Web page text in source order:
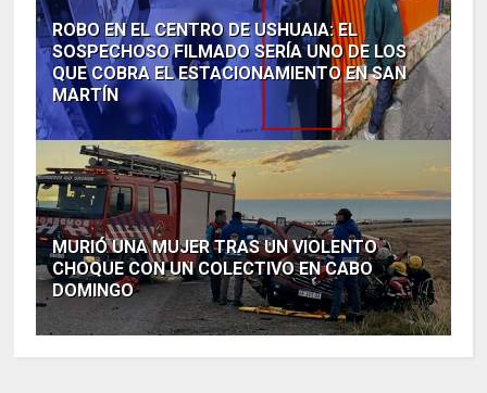
ROBO EN EL CENTRO DE USHUAIA: EL
SOSPECHOSO FILMADO SERÍA UNO DE LOS
QUE COBRA EL ESTACIONAMIENTO EN SAN
MARTÍN
MURIÓ UNA MUJER TRAS UN VIOLENTO
CHOQUE CON UN COLECTIVO EN CABO
DOMINGO